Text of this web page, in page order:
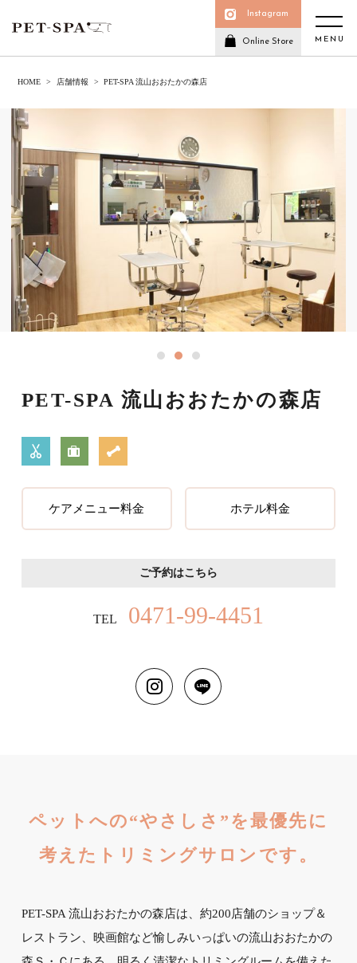
Instagram
Online Store MENU
HOME 店舗情報 PET-SPA 流山おおたかの森店
PET-SPA 流山おおたかの森店
ケアメニュー料金 ホテル料金
ご予約はこちら
0471-99-4451
ペットへの“やさしさ”を最優先に
考えたトリミングサロンです。
PET-SPA 流山おおたかの森店は、約200店舗のショップ＆
レストラン、映画館など愉しみいっぱいの流山おおたかの